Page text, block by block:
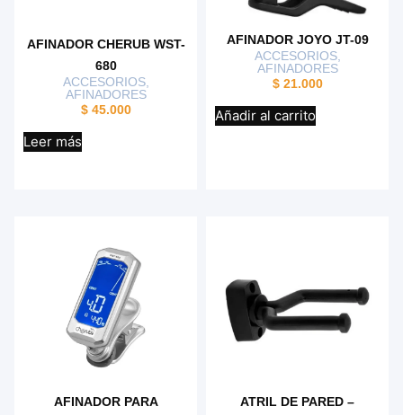
AFINADOR CHERUB WST-
680
ACCESORIOS,
AFINADORES
$45.000
Leer más
AFINADOR JOYO JT-09
ACCESORIOS,
AFINADORES
$21.000
Añadir al carrito
AFINADOR PARA
ATRIL DE PARED –